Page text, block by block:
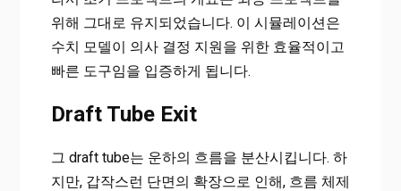
위해 그대로 유지되었습니다. 이 시뮬레이션은
수치 모델이 의사 결정 지원을 위한 효율적이고
빠른 도구임을 입증하게 됩니다.
Draft Tube Exit
그 draft tube는 운하의 흐름을 분산시킵니다. 하
지만, 갑작스런 단면의 확장으로 인해, 흐름 체제